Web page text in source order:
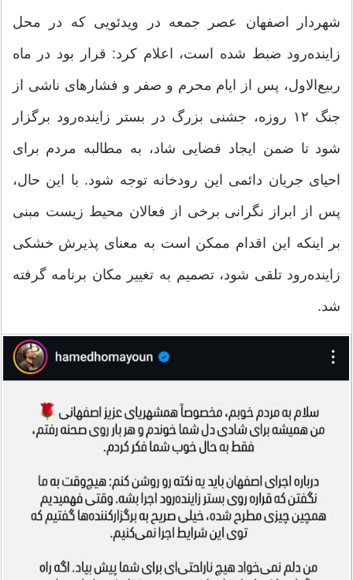
شهردار اصفهان عصر جمعه در ویدئویی که در محل
زاینده‌رود ضبط شده است، اعلام کرد: قرار بود در ماه
ربیع‌الاول، پس از ایام محرم و صفر و فشارهای ناشی از
جنگ ۱۲ روزه، جشنی بزرگ در بستر زاینده‌رود برگزار
شود تا ضمن ایجاد فضایی شاد، به مطالبه مردم برای
احیای جریان دائمی این رودخانه توجه شود. با این حال،
پس از ابراز نگرانی برخی از فعالان محیط زیست مبنی
بر اینکه این اقدام ممکن است به معنای پذیرش خشکی
زاینده‌رود تلقی شود، تصمیم به تغییر مکان برنامه گرفته
شد.